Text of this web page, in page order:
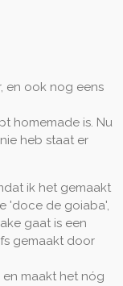
en ook nog eens
homemade is. Nu
heb staat er
ik het gemaakt
'doce de goiaba',
gaat is een
gemaakt door
maakt het nóg